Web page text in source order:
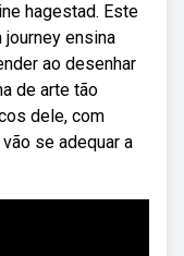
hagestad. Este
ensina
ao desenhar
de arte tão
dele, com
se adequar a